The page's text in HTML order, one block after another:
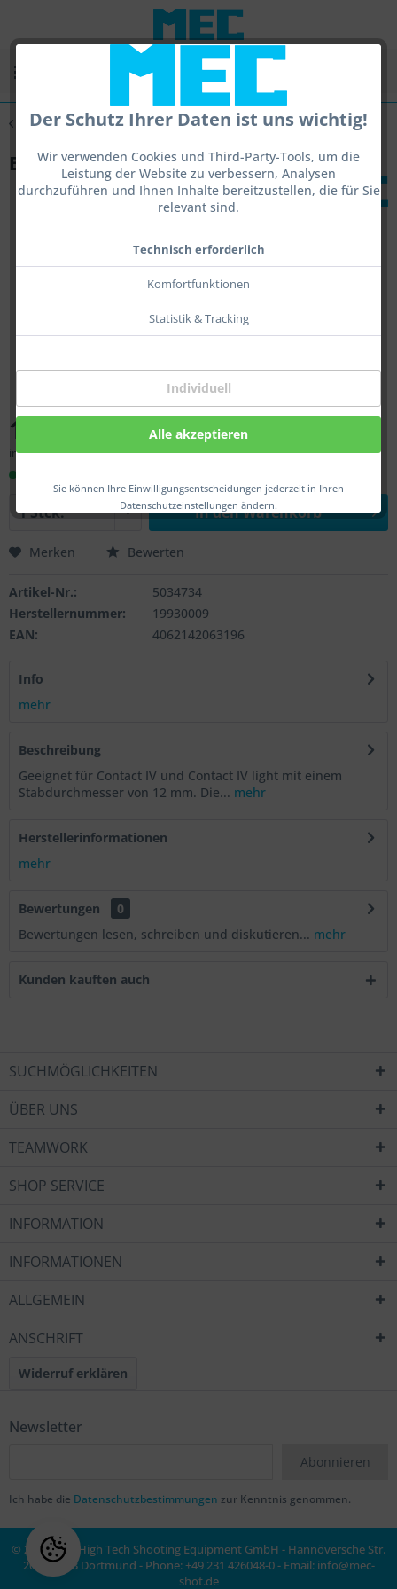
Der Schutz Ihrer Daten ist uns wichtig!
Wir verwenden Cookies und Third-Party-Tools, um die
Leistung der Website zu verbessern, Analysen
durchzuführen und Ihnen Inhalte bereitzustellen, die für Sie
relevant sind.
Technisch erforderlich
Komfortfunktionen
Statistik & Tracking
Individuell
Alle akzeptieren
Sie können Ihre Einwilligungsentscheidungen jederzeit in Ihren
Datenschutzeinstellungen ändern.
Übersicht Bracket
Bracket I
154,00 € *
inkl. MwSt.zzgl. Versandkosten
In denWarenkorb
Merken Bewerten
Artikel-Nr.:
5034734
Herstellernummer:
19930009
EAN:
4062142063196
Info
mehr
Beschreibung
Geeignet für Contact IV und Contact IV light mit einem
Stabdurchmesser von 12 mm. Die... mehr
Herstellerinformationen
mehr
Bewertungen
0
Bewertungen lesen, schreiben und diskutieren... mehr
Kunden kauften auch
SUCHMÖGLICHKEITEN
ÜBER UNS
TEAMWORK
SHOP SERVICE
INFORMATION
INFORMATIONEN
ALLGEMEIN
ANSCHRIFT
Widerruf erklären
Newsletter
Abonnieren
Ich habe die Datenschutzbestimmungen zur Kenntnis genommen.
© 2020 MEC High Tech Shooting Equipment GmbH - Hannöversche Str.
20a, 44143 Dortmund - Phone: +49 231 426048-0 - Email: info@mec-
shot.de